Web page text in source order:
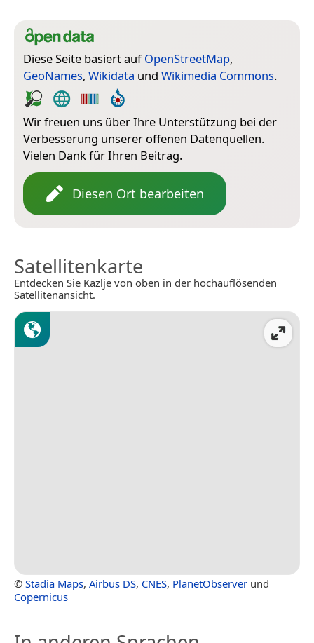
Diese Seite basiert aufOpenStreetMap,
GeoNames, Wikidata und Wikimedia Commons.
Wir freuen uns über Ihre Unterstützung bei der
Verbesserung unserer offenen Datenquellen.
Vielen Dank für Ihren Beitrag.
Diesen Ort bearbeiten
Satellitenkarte
Entdecken Sie Kazlje von oben in der hochauflösenden
Satellitenansicht.
© Stadia Maps, Airbus DS, CNES, PlanetObserver und
Copernicus